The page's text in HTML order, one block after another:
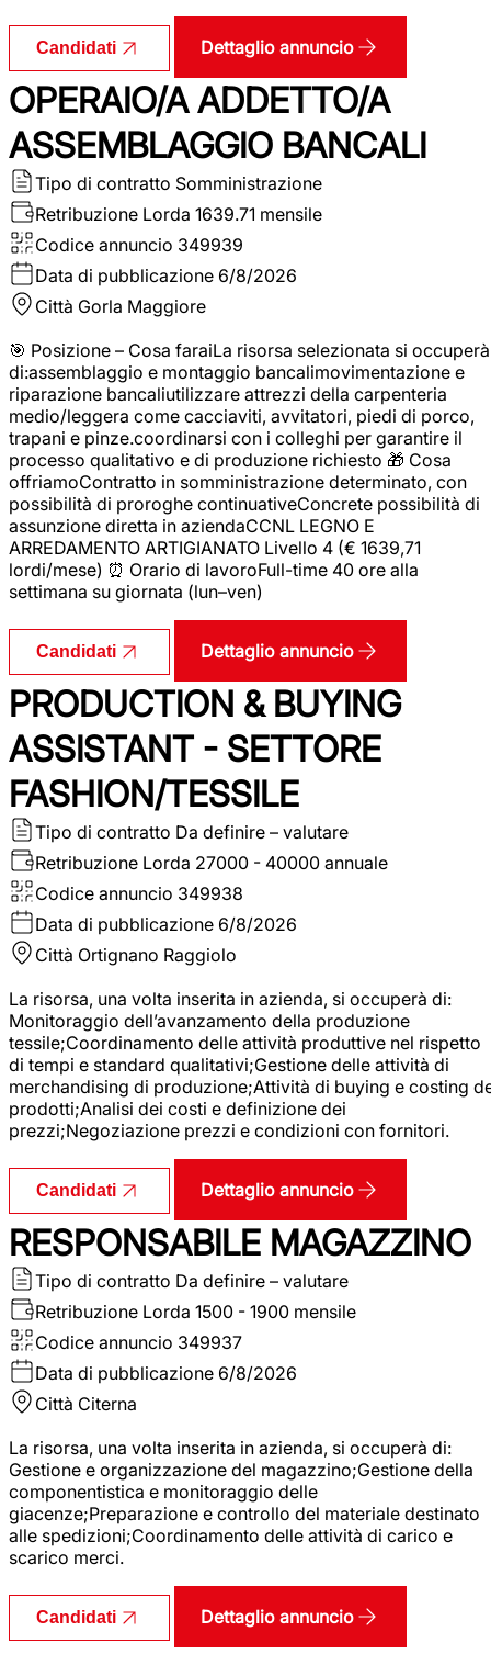
Candidati Dettaglio annuncio
OPERAIO/A ADDETTO/A
ASSEMBLAGGIO BANCALI
Tipo di contratto Somministrazione
Retribuzione Lorda 1639.71 mensile
Codice annuncio 349939
Data di pubblicazione 6/8/2026
Città Gorla Maggiore
🎯 Posizione – Cosa faraiLa risorsa selezionata si occuperà
di:assemblaggio e montaggio bancalimovimentazione e
riparazione bancaliutilizzare attrezzi della carpenteria
medio/leggera come cacciaviti, avvitatori, piedi di porco,
trapani e pinze.coordinarsi con i colleghi per garantire il
processo qualitativo e di produzione richiesto 🎁 Cosa
offriamoContratto in somministrazione determinato, con
possibilità di proroghe continuativeConcrete possibilità di
assunzione diretta in aziendaCCNL LEGNO E
ARREDAMENTO ARTIGIANATO Livello 4 (€ 1639,71
lordi/mese) ⏰ Orario di lavoroFull-time 40 ore alla
settimana su giornata (lun–ven)
Candidati Dettaglio annuncio
PRODUCTION & BUYING
ASSISTANT - SETTORE
FASHION/TESSILE
Tipo di contratto Da definire – valutare
Retribuzione Lorda 27000 - 40000 annuale
Codice annuncio 349938
Data di pubblicazione 6/8/2026
Città Ortignano Raggiolo
La risorsa, una volta inserita in azienda, si occuperà di:
Monitoraggio dell’avanzamento della produzione
tessile;Coordinamento delle attività produttive nel rispetto
di tempi e standard qualitativi;Gestione delle attività di
merchandising di produzione;Attività di buying e costing
prodotti;Analisi dei costi e definizione dei
prezzi;Negoziazione prezzi e condizioni con fornitori.
Candidati Dettaglio annuncio
RESPONSABILE MAGAZZINO
Tipo di contratto Da definire – valutare
Retribuzione Lorda 1500 - 1900 mensile
Codice annuncio 349937
Data di pubblicazione 6/8/2026
Città Citerna
La risorsa, una volta inserita in azienda, si occuperà di:
Gestione e organizzazione del magazzino;Gestione della
componentistica e monitoraggio delle
giacenze;Preparazione e controllo del materiale destinato
alle spedizioni;Coordinamento delle attività di carico e
scarico merci.
Candidati Dettaglio annuncio